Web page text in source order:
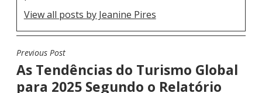
View all posts by Jeanine Pires
N
A
V
Previous Post
As Tendências do Turismo Global
para 2025 Segundo o Relatório